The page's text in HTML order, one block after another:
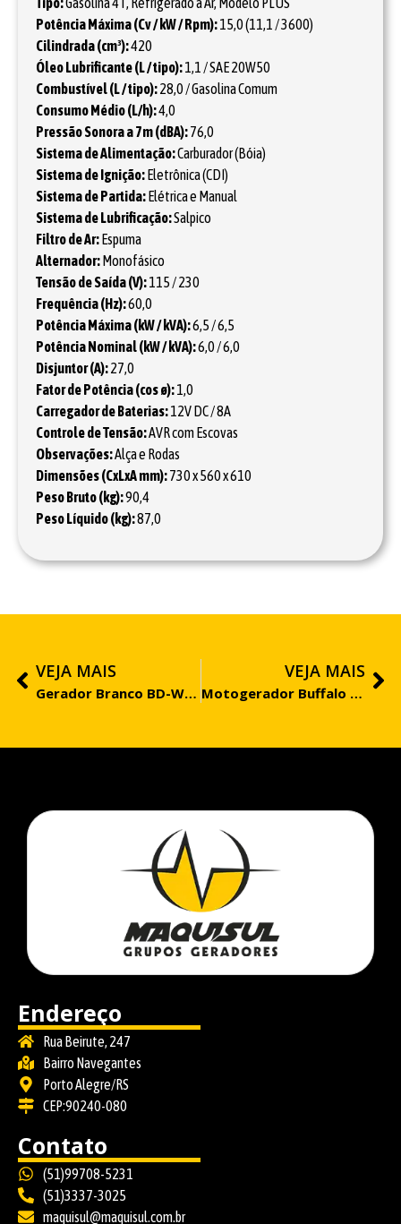
Potência Máxima (Cv / kW / Rpm):15,0 (11,1 / 3600)
Cilindrada (cm³):420
Óleo Lubrificante (L / tipo):1,1 / SAE 20W50
Combustível (L / tipo):28,0 / Gasolina Comum
Consumo Médio (L/h):4,0
Pressão Sonora a 7m (dBA):76,0
Sistema de Alimentação:Carburador (Bóia)
Sistema de Ignição: Eletrônica (CDI)
Sistema de Partida: Elétrica e Manual
Sistema de Lubrificação:Salpico
Filtro de Ar: Espuma
Alternador: Monofásico
Tensão de Saída (V):115 / 230
Frequência (Hz):60,0
Potência Máxima (kW / kVA):6,5 / 6,5
Potência Nominal (kW / kVA):6,0 / 6,0
Disjuntor (A):27,0
Fator de Potência (cos ø):1,0
Carregador de Baterias:12V DC / 8A
Controle de Tensão:AVR com Escovas
Observações:Alça e Rodas
Dimensões (CxLxA mm):730 x 560 x 610
Peso Bruto (kg):90,4
Peso Líquido (kg):87,0
VEJA MAIS
Gerador Branco BD-W190 E
VEJA MAIS
Motogerador Buffalo BFGE 8.000 PLUS
Endereço
Rua Beirute, 247
Bairro Navegantes
Porto Alegre/RS
CEP:90240-080
Contato
(51)99708-5231
(51)3337-3025
maquisul@maquisul.com.br